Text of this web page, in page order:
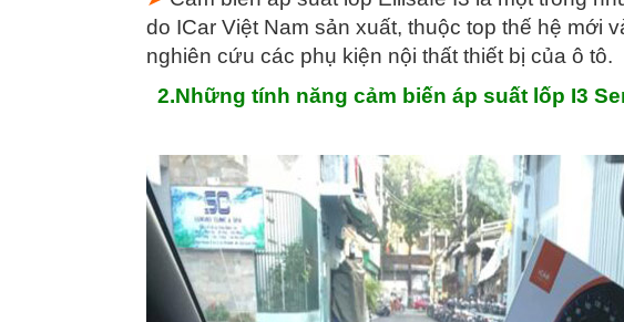
do ICar Việt Nam sản xuất, thuộc top thế hệ mới
nghiên cứu các phụ kiện nội thất thiết bị của ô tô.
2.Những tính năng cảm biến áp suất lốp I3